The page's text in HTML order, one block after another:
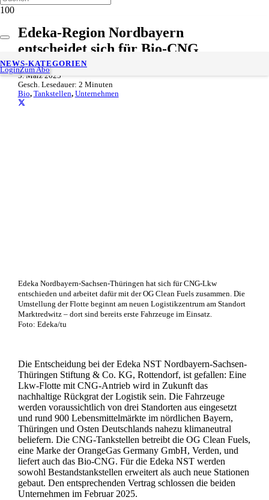
LoginZum Abo
NEWS-KATEGORIEN
Edeka-Region Nordbayern
entscheidet sich für Bio-CNG
5. März 2025
Gesch. Lesedauer: 2 Minuten
Bio, Tankstellen, Unternehmen
Edeka Nordbayern-Sachsen-Thüringen hat sich für CNG-Lkw
entschieden und arbeitet dafür mit der OG Clean Fuels zusammen. Die
Umstellung der Flotte beginnt am neuen Logistikzentrum am Standort
Marktredwitz – dort sind bereits erste Fahrzeuge im Einsatz.
Foto: Edeka/tu
Die Entscheidung bei der Edeka NST Nordbayern-Sachsen-
Thüringen Stiftung & Co. KG, Rottendorf, ist gefallen: Eine
Lkw-Flotte mit CNG-Antrieb wird in Zukunft das
nachhaltige Rückgrat der Logistik sein. Die Fahrzeuge
werden voraussichtlich von drei Standorten aus eingesetzt
und rund 900 Lebensmittelmärkte im nördlichen Bayern,
Thüringen und Osten Deutschlands nahezu klimaneutral
beliefern. Die CNG-Tankstellen betreibt die OG Clean Fuels,
eine Marke der OrangeGas Germany GmbH, Verden, und
liefert auch das Bio-CNG. Für die Edeka NST werden
sowohl Bestandstankstellen erweitert als auch neue Stationen
gebaut. Den entsprechenden Vertrag schlossen die beiden
Unternehmen im Februar 2025.